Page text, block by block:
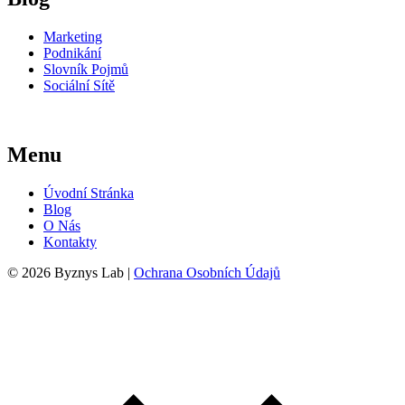
Marketing
Podnikání
Slovník Pojmů
Sociální Sítě
Menu
Úvodní Stránka
Blog
O Nás
Kontakty
© 2026 Byznys Lab | Ochrana Osobních Údajů